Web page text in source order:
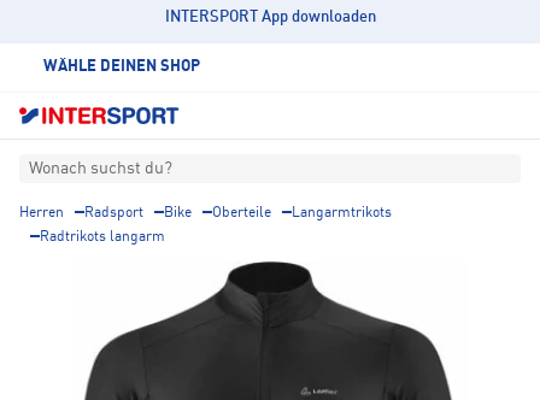
INTERSPORT App downloaden
WÄHLE DEINEN SHOP
Wonach suchst du?
Herren Radsport Bike Oberteile
Langarmtrikots
Radtrikots langarm